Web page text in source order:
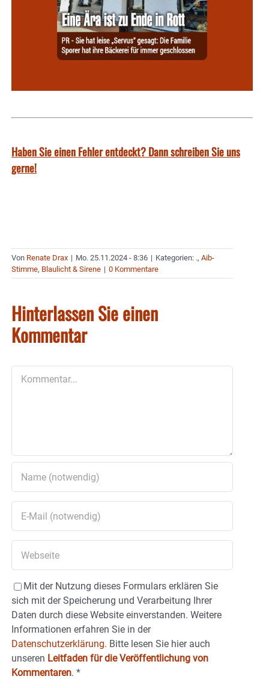
Haben Sie einen Fehler entdeckt? Dann schreiben Sie uns
gerne!
Von Renate Drax | Mo. 25.11.2024 - 8:36 | Kategorien: ., Aib-
Stimme, Blaulicht & Sirene | 0 Kommentare
Hinterlassen Sie einen
Kommentar
Mit der Nutzung dieses Formulars erklären Sie
sich mit der Speicherung und Verarbeitung Ihrer
Daten durch diese Website einverstanden. Weitere
Informationen erfahren Sie in der
Datenschutzerklärung. Bitte lesen Sie hier auch
unseren Leitfaden für die Veröffentlichung von
Kommentaren. *